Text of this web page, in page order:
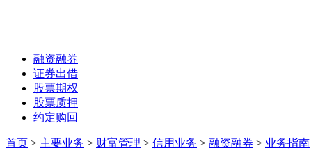
融资融券
证券出借
股票期权
股票质押
约定购回
首页 > 主要业务 > 财富管理 > 信用业务 > 融资融券 > 业务指南